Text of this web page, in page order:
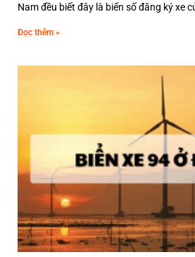
Nam đều biết đây là biển số đăng ký xe
Đọc thêm »